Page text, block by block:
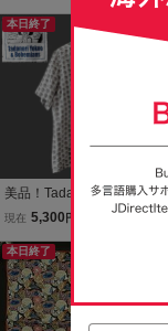
チカラー スカーフ シルク
オレンジ ピンク レッド ホ
ワイト
本日終了
美品！Tadanori Yokoo &
Bohemians オープンカラ
YE DOT シルク混 ホワ
イト1(M)横尾忠則 ボヘミ
アンズ アイドット
現在 5,300 円
本日終了